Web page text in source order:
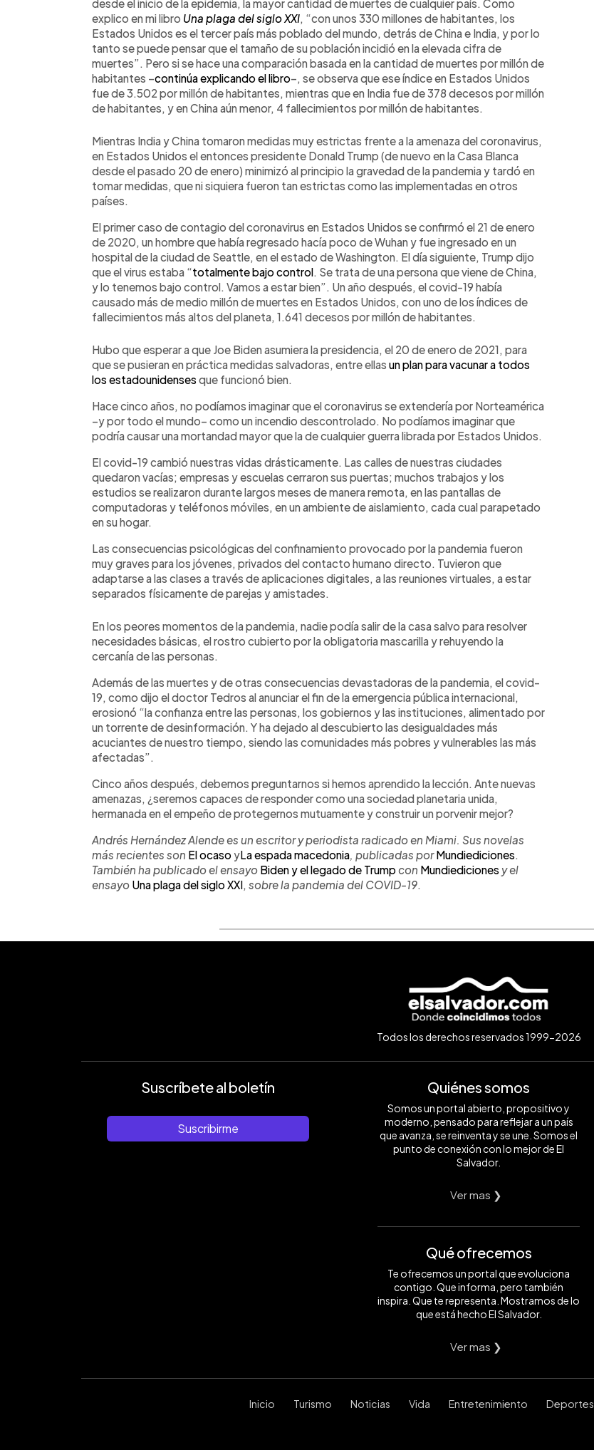
desde el inicio de la epidemia, la mayor cantidad de muertes de cualquier país. Como
explico en mi libro Una plaga del siglo XXI, “con unos 330 millones de habitantes, los
Estados Unidos es el tercer país más poblado del mundo, detrás de China e India, y por lo
tanto se puede pensar que el tamaño de su población incidió en la elevada cifra de
muertes”. Pero si se hace una comparación basada en la cantidad de muertes por millón de
habitantes –continúa explicando el libro–, se observa que ese índice en Estados Unidos
fue de 3.502 por millón de habitantes, mientras que en India fue de 378 decesos por millón
de habitantes, y en China aún menor, 4 fallecimientos por millón de habitantes.
Mientras India y China tomaron medidas muy estrictas frente a la amenaza del coronavirus,
en Estados Unidos el entonces presidente Donald Trump (de nuevo en la Casa Blanca
desde el pasado 20 de enero) minimizó al principio la gravedad de la pandemia y tardó en
tomar medidas, que ni siquiera fueron tan estrictas como las implementadas en otros
países.
El primer caso de contagio del coronavirus en Estados Unidos se confirmó el 21 de enero
de 2020, un hombre que había regresado hacía poco de Wuhan y fue ingresado en un
hospital de la ciudad de Seattle, en el estado de Washington. El día siguiente, Trump dijo
que el virus estaba “totalmente bajo control. Se trata de una persona que viene de China,
y lo tenemos bajo control. Vamos a estar bien”. Un año después, el covid-19 había
causado más de medio millón de muertes en Estados Unidos, con uno de los índices de
fallecimientos más altos del planeta, 1.641 decesos por millón de habitantes.
Hubo que esperar a que Joe Biden asumiera la presidencia, el 20 de enero de 2021, para
que se pusieran en práctica medidas salvadoras, entre ellas un plan para vacunar a todos
los estadounidensesque funcionó bien.
Hace cinco años, no podíamos imaginar que el coronavirus se extendería por Norteamérica
–y por todo el mundo– como un incendio descontrolado. No podíamos imaginar que
podría causar una mortandad mayor que la de cualquier guerra librada por Estados Unidos.
El covid-19 cambió nuestras vidas drásticamente. Las calles de nuestras ciudades
quedaron vacías; empresas y escuelas cerraron sus puertas; muchos trabajos y los
estudios se realizaron durante largos meses de manera remota, en las pantallas de
computadoras y teléfonos móviles, en un ambiente de aislamiento, cada cual parapetado
en su hogar.
Las consecuencias psicológicas del confinamiento provocado por la pandemia fueron
muy graves para los jóvenes, privados del contacto humano directo. Tuvieron que
adaptarse a las clases a través de aplicaciones digitales, a las reuniones virtuales, a estar
separados físicamente de parejas y amistades.
En los peores momentos de la pandemia, nadie podía salir de la casa salvo para resolver
necesidades básicas, el rostro cubierto por la obligatoria mascarilla y rehuyendo la
cercanía de las personas.
Además de las muertes y de otras consecuencias devastadoras de la pandemia, el covid-
19, como dijo el doctor Tedros al anunciar el fin de la emergencia pública internacional,
erosionó “la confianza entre las personas, los gobiernos y las instituciones, alimentado por
un torrente de desinformación. Y ha dejado al descubierto las desigualdades más
acuciantes de nuestro tiempo, siendo las comunidades más pobres y vulnerables las más
afectadas”.
Cinco años después, debemos preguntarnos si hemos aprendido la lección. Ante nuevas
amenazas, ¿seremos capaces de responder como una sociedad planetaria unida,
hermanada en el empeño de protegernos mutuamente y construir un porvenir mejor?
Andrés Hernández Alende es un escritor y periodista radicado en Miami. Sus novelas
más recientes son El ocaso yLa espada macedonia, publicadas porMundiediciones.
También ha publicado el ensayo Biden y el legado de Trumpcon Mundiediciones y el
ensayo Una plaga del siglo XXI, sobre la pandemia del COVID-19.
Todos los derechos reservados 1999-2026
Suscríbete al boletín
Suscribirme
Quiénes somos
Somos un portal abierto, propositivo y
moderno, pensado para reflejar a un país
que avanza, se reinventa y se une. Somos el
punto de conexión con lo mejor de El
Salvador.
Ver mas ❯
Qué ofrecemos
Te ofrecemos un portal que evoluciona
contigo. Que informa, pero también
inspira. Que te representa. Mostramos de lo
que está hecho El Salvador.
Ver mas ❯
Inicio Turismo Noticias Vida Entretenimiento Deportes